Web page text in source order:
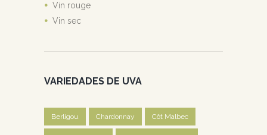
Vin rouge
Vin sec
VARIEDADES DE UVA
Berligou Chardonnay Côt Malbec